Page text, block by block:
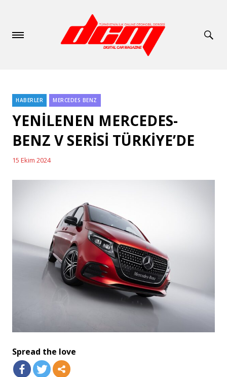
Categories
HABERLER MERCEDES BENZ
YENİLENEN MERCEDES-
BENZ V SERİSİ TÜRKİYE’DE
Posted
15 Ekim 2024
Spread the love